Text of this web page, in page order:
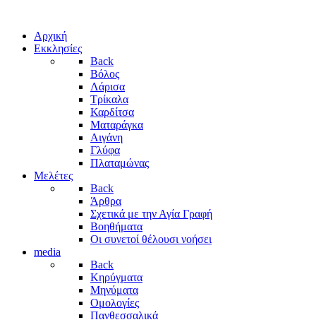
Αρχική
Εκκλησίες
Back
Βόλος
Λάρισα
Τρίκαλα
Καρδίτσα
Ματαράγκα
Αιγάνη
Γλύφα
Πλαταμώνας
Μελέτες
Back
Άρθρα
Σχετικά με την Αγία Γραφή
Βοηθήματα
Οι συνετοί θέλουσι νοήσει
media
Back
Κηρύγματα
Μηνύματα
Ομολογίες
Πανθεσσαλικά